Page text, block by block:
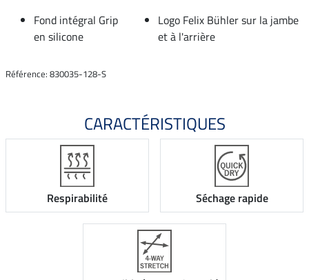
Fond intégral Grip
en silicone
Logo Felix Bühler sur la jambe
et à l'arrière
Référence: 830035-128-S
CARACTÉRISTIQUES
Respirabilité Séchage rapide